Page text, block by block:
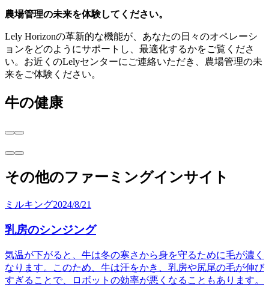
農場管理の未来を体験してください。
Lely Horizonの革新的な機能が、あなたの日々のオペレーシ
ョンをどのようにサポートし、最適化するかをご覧くださ
い。お近くのLelyセンターにご連絡いただき、農場管理の未
来をご体験ください。
牛の健康
その他のファーミングインサイト
ミルキング2024/8/21
乳房のシンジング
気温が下がると、牛は冬の寒さから身を守るために毛が濃く
なります。このため、牛は汗をかき、乳房や尻尾の毛が伸び
すぎることで、ロボットの効率が悪くなることもあります。